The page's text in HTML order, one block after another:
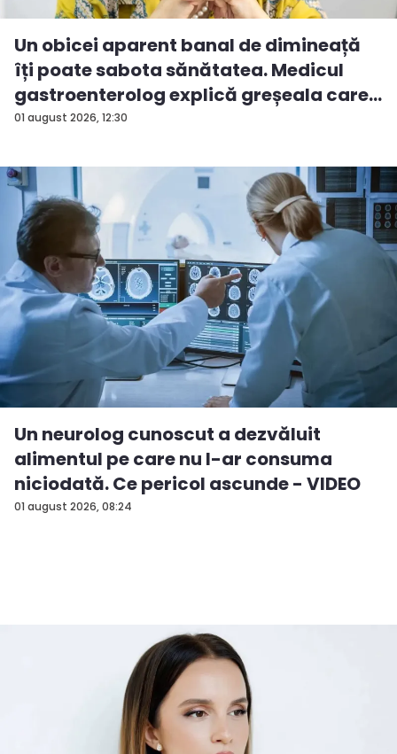
01 august 2026, 12:30
Un obicei aparent banal de dimineață
îți poate sabota sănătatea. Medicul
gastroenterolog explică greșeala care
...
01 august 2026, 08:24
Un neurolog cunoscut a dezvăluit
alimentul pe care nu l-ar consuma
niciodată. Ce pericol ascunde - VIDEO